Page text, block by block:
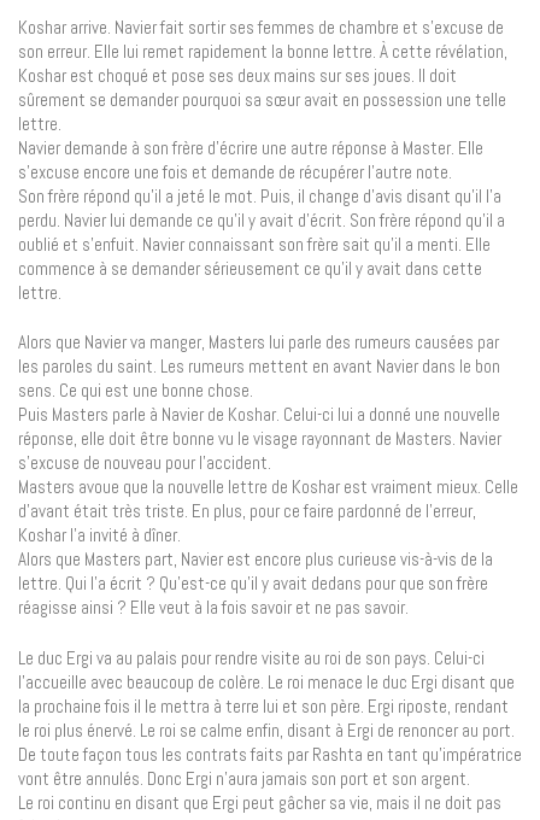
Koshar arrive. Navier fait sortir ses femmes de chambre et s’excuse de
son erreur. Elle lui remet rapidement la bonne lettre. À cette révélation,
Koshar est choqué et pose ses deux mains sur ses joues. Il doit
sûrement se demander pourquoi sa sœur avait en possession une telle
lettre.
Navier demande à son frère d’écrire une autre réponse à Master. Elle
s’excuse encore une fois et demande de récupérer l’autre note.
Son frère répond qu’il a jeté le mot. Puis, il change d’avis disant qu’il l’a
perdu. Navier lui demande ce qu’il y avait d’écrit. Son frère répond qu’il a
oublié et s’enfuit. Navier connaissant son frère sait qu’il a menti. Elle
commence à se demander sérieusement ce qu’il y avait dans cette
lettre.
Alors que Navier va manger, Masters lui parle des rumeurs causées par
les paroles du saint. Les rumeurs mettent en avant Navier dans le bon
sens. Ce qui est une bonne chose.
Puis Masters parle à Navier de Koshar. Celui-ci lui a donné une nouvelle
réponse, elle doit être bonne vu le visage rayonnant de Masters. Navier
s’excuse de nouveau pour l’accident.
Masters avoue que la nouvelle lettre de Koshar est vraiment mieux. Celle
d’avant était très triste. En plus, pour ce faire pardonné de l’erreur,
Koshar l’a invité à dîner.
Alors que Masters part, Navier est encore plus curieuse vis-à-vis de la
lettre. Qui l’a écrit ? Qu’est-ce qu’il y avait dedans pour que son frère
réagisse ainsi ? Elle veut à la fois savoir et ne pas savoir.
Le duc Ergi va au palais pour rendre visite au roi de son pays. Celui-ci
l’accueille avec beaucoup de colère. Le roi menace le duc Ergi disant que
la prochaine fois il le mettra à terre lui et son père. Ergi riposte, rendant
le roi plus énervé. Le roi se calme enfin, disant à Ergi de renoncer au port.
De toute façon tous les contrats faits par Rashta en tant qu’impératrice
vont être annulés. Donc Ergi n’aura jamais son port et son argent.
Le roi continu en disant que Ergi peut gâcher sa vie, mais il ne doit pas